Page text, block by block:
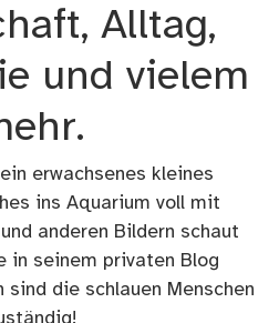
Alltag,
und vielem
erwachsenes kleines
ins Aquarium voll mit
anderen Bildern schaut
in seinem privaten Blog
die schlauen Menschen